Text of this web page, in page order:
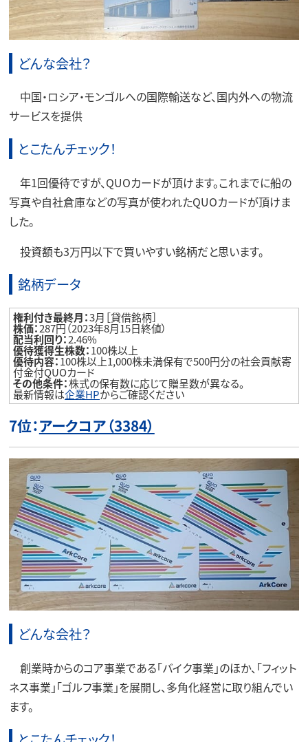
どんな会社？
中国・ロシア・モンゴルへの国際輸送など、国内外への物流
サービスを提供
とこたんチェック！
年1回優待ですが、QUOカードが頂けます。これまでに船の
写真や自社倉庫などの写真が使われたQUOカードが頂けま
した。
投資額も3万円以下で買いやすい銘柄だと思います。
銘柄データ
権利付き最終月：3月［貸借銘柄］
株価：287円（2023年8月15日終値）
配当利回り：2.46%
優待獲得生株数：100株以上
優待内容：100株以上1,000株未満保有で500円分の社会貢献寄
付金付QUOカード
その他条件：株式の保有数に応じて贈呈数が異なる。
最新情報は企業HPからご確認ください
7位：アークコア（3384）
どんな会社？
創業時からのコア事業である「バイク事業」のほか、「フィット
ネス事業」「ゴルフ事業」を展開し、多角化経営に取り組んでい
ます。